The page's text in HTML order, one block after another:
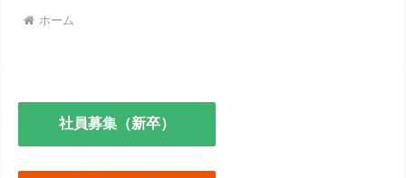
ホーム
社員募集（新卒）